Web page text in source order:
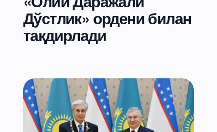
Дўстлик» ордени билан
тақдирлади